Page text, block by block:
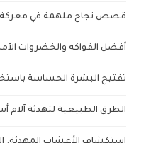
قصص نجاح ملهمة في معركة
أفضل الفواكه والخضروات
تفتيح البشرة الحساسة
الطرق الطبيعية لتهدئة آلام
استكشاف الأعشاب المهدئة: